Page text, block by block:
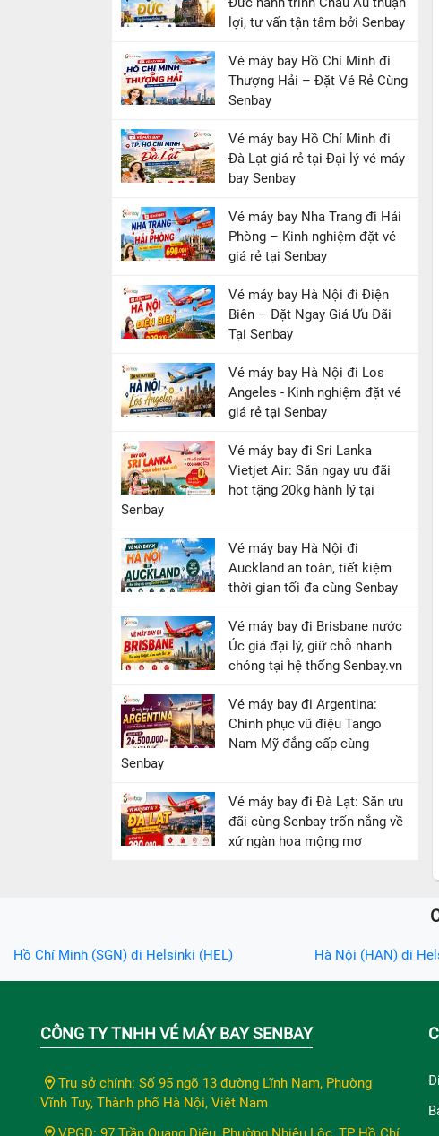
lợi, tư vấn tận tâm bởi Senbay
Vé máy bay Hồ Chí Minh đi
Thượng Hải – Đặt Vé Rẻ Cùng
Senbay
Vé máy bay Hồ Chí Minh đi
Đà Lạt giá rẻ tại Đại lý vé máy
bay Senbay
Vé máy bay Nha Trang đi Hải
Phòng – Kinh nghiệm đặt vé
giá rẻ tại Senbay
Vé máy bay Hà Nội đi Điện
Biên – Đặt Ngay Giá Ưu Đãi
Tại Senbay
Vé máy bay Hà Nội đi Los
Angeles - Kinh nghiệm đặt vé
giá rẻ tại Senbay
Vé máy bay đi Sri Lanka
Vietjet Air: Săn ngay ưu đãi
hot tặng 20kg hành lý tại
Senbay
Vé máy bay Hà Nội đi
Auckland an toàn, tiết kiệm
thời gian tối đa cùng Senbay
Vé máy bay đi Brisbane nước
Úc giá đại lý, giữ chỗ nhanh
chóng tại hệ thống Senbay.vn
Vé máy bay đi Argentina:
Chinh phục vũ điệu Tango
Nam Mỹ đẳng cấp cùng
Senbay
Vé máy bay đi Đà Lạt: Săn ưu
đãi cùng Senbay trốn nắng về
xứ ngàn hoa mộng mơ
Hồ Chí Minh (SGN) đi Helsinki (HEL) Hà Nội (HAN) đi
CÔNG TY TNHH VÉ MÁY BAY SENBAY
Trụ sở chính: Số 95 ngõ 13 đường Lĩnh Nam, Phường
Vĩnh Tuy, Thành phố Hà Nội, Việt Nam